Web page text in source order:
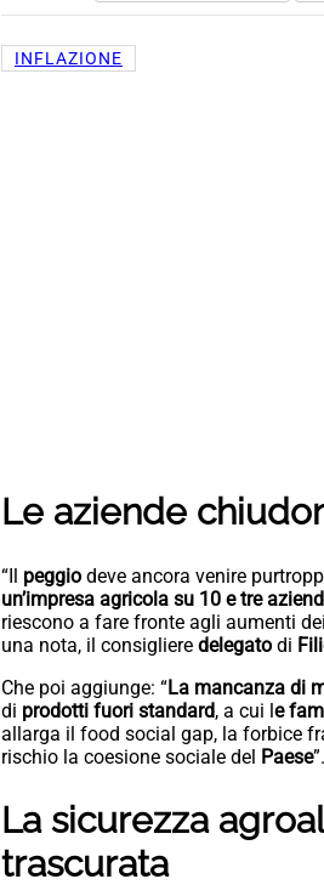
INFLAZIONE
Le aziende
“Il peggio deve ancora venire
un’impresa agricola su 10 e tre
riescono a fare fronte agli aumenti
una nota, il consigliere delegato di
Che poi aggiunge: “La mancanza di
di prodotti fuori standard, a cui le
allarga il food social gap, la forbice
rischio la coesione sociale del Paese”.
La sicurezza
trascurata